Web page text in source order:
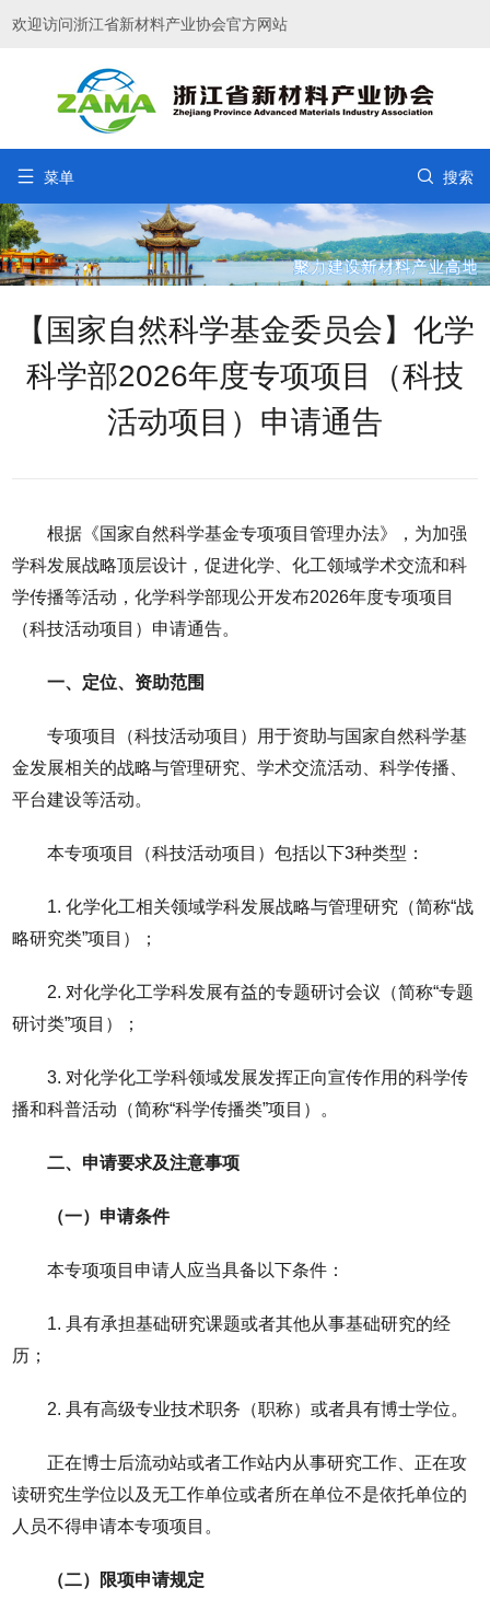
欢迎访问浙江省新材料产业协会官方网站
 菜单  搜索
【国家自然科学基金委员会】化学
科学部2026年度专项项目（科技
活动项目）申请通告
根据《国家自然科学基金专项项目管理办法》，为加强
学科发展战略顶层设计，促进化学、化工领域学术交流和科
学传播等活动，化学科学部现公开发布2026年度专项项目
（科技活动项目）申请通告。
一、定位、资助范围
专项项目（科技活动项目）用于资助与国家自然科学基
金发展相关的战略与管理研究、学术交流活动、科学传播、
平台建设等活动。
本专项项目（科技活动项目）包括以下3种类型：
1. 化学化工相关领域学科发展战略与管理研究（简称“战
略研究类”项目）；
2. 对化学化工学科发展有益的专题研讨会议（简称“专题
研讨类”项目）；
3. 对化学化工学科领域发展发挥正向宣传作用的科学传
播和科普活动（简称“科学传播类”项目）。
二、申请要求及注意事项
（一）申请条件
本专项项目申请人应当具备以下条件：
1. 具有承担基础研究课题或者其他从事基础研究的经
历；
2. 具有高级专业技术职务（职称）或者具有博士学位。
正在博士后流动站或者工作站内从事研究工作、正在攻
读研究生学位以及无工作单位或者所在单位不是依托单位的
人员不得申请本专项项目。
（二）限项申请规定